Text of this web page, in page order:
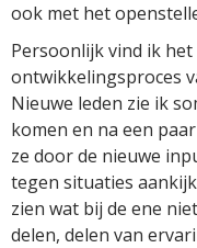
ook met het
Persoonlijk vind ik
ontwikkelingsproces
Nieuwe leden zie ik
komen en na een
ze door de nieuwe
tegen situaties
zien wat bij de ene
delen, delen van